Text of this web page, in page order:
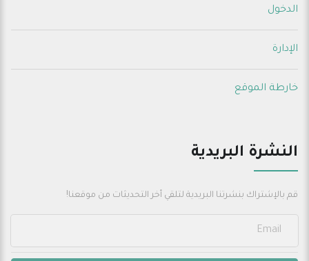
الدخول
الإدارة
خارطة الموقع
النشرة البريدية
قم بالإشتراك بنشرتنا البريدية لتلقي أخر التحديثات من موقعنا!